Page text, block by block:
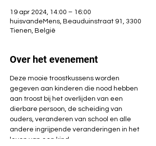
19 apr 2024, 14:00 – 16:00
huisvandeMens, Beauduinstraat 91, 3300
Tienen, België
Over het evenement
Deze mooie troostkussens worden
gegeven aan kinderen die nood hebben
aan troost bij het overlijden van een
dierbare persoon, de scheiding van
ouders, veranderen van school en alle
andere ingrijpende veranderingen in het
leven van een kind.